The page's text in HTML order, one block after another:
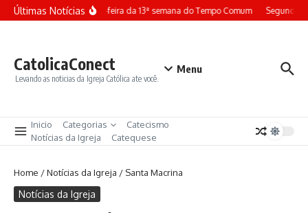
Ir para o conteúdo
Últimas NotíciasTerça-feira da 13ª semana do Tempo Comum Segunda-
CatolicaConect
Levando as noticias da Igreja Católica ate você.
Menu
Inicio Categorias
Catecismo
Notícias da Igreja
Catequese
Home /Notícias da Igreja / Santa Macrina
Notícias da Igreja